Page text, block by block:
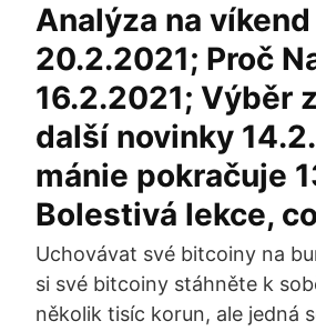
Analýza na
20.2.2021; Proč
16.2.2021; Výběr
další novinky
mánie pokračuje
Bolestivá lekce,
Uchovávat své bitcoiny na
si své bitcoiny stáhněte k
několik tisíc korun, ale jedná